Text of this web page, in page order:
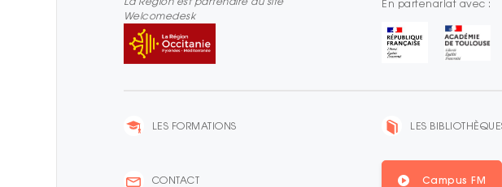
Welcomedesk
En partenariat avec :
LES FORMATIONS LES
CONTACT Campus FM